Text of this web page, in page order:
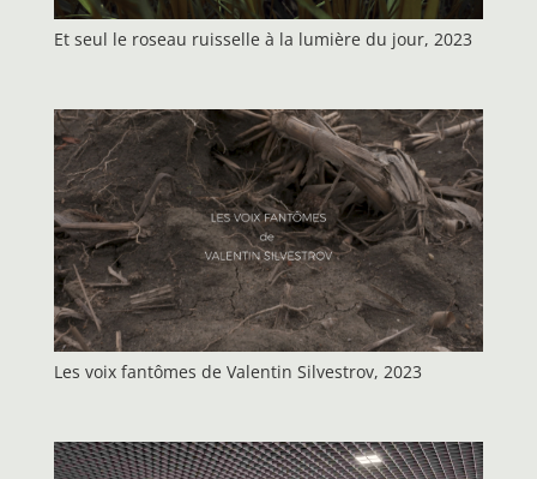
Et seul le roseau ruisselle à la lumière du jour, 2023
Les voix fantômes de Valentin Silvestrov, 2023